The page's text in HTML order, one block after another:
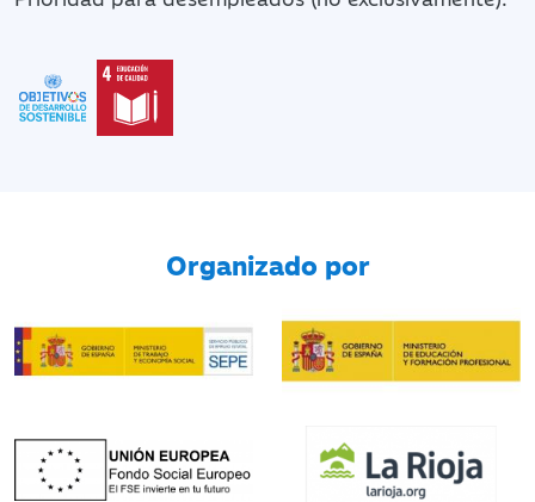
Organizado por